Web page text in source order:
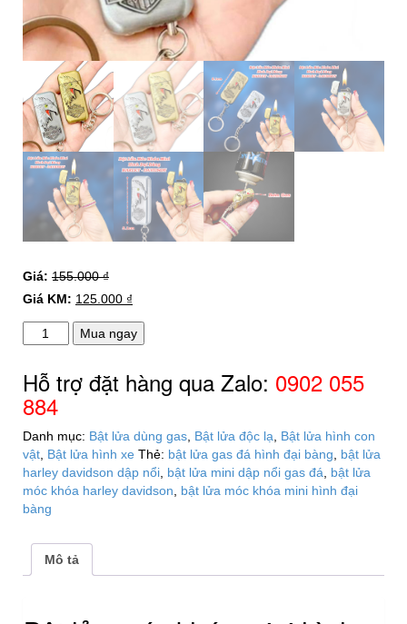
Giá: 155.000₫
Giá KM: 125.000 ₫
lửa
khóa
mini
đại
bàng
harley
-
davidson
nổi
lượng
Mua ngay
Hỗ trợ đặt hàng qua Zalo: 0902 055
884
Danh mục: Bật lửa dùng gas Bật lửa độc lạ
Bật lửa hình con
vật Bật lửa hình xe Thẻ: bật lửa gas đá hình đại bàng
bật lửa
harley davidson dập nổi bật lửa mini dập nổi gas đá
bật lửa
móc khóa harley davidson
bật lửa móc khóa mini hình đại
bàng
Mô tả